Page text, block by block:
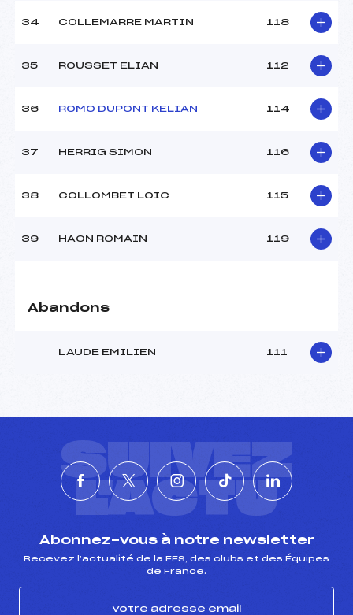
34 COLLEMARRE MARTIN 118
35 ROUSSET ELIAN 112
36 ROMO DUPONT KELIAN 114
37 HERRIG SIMON 116
38 COLLOMBET LOIC 115
39 HAON ROMAIN 119
Abandons
LAUDE EMILIEN 111
SUIVEZ
L'ACTU
Abonnez-vous à notre newsletter
Recevez l’actualité de la FFS, des clubs et des Équipes
de France.